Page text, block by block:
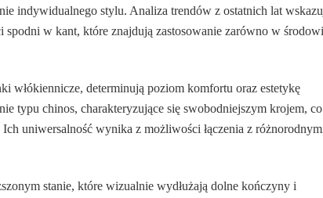
indywidualnego stylu. Analiza trendów z ostatnich lat
w kant, które znajdują zastosowanie zarówno w
włókiennicze, determinują poziom komfortu oraz estetykę
typu chinos, charakteryzujące się swobodniejszym krojem, co
uniwersalność wynika z możliwości łączenia z
stanie, które wizualnie wydłużają dolne kończyny i